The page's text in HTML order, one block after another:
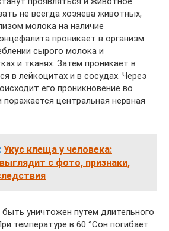
не всегда хозяева животных,
молока на наличие
проникает в организм
сырого молока и
и тканях. Затем проникает в
в лейкоцитах и в сосудах. Через
его проникновение во
поражается центральная нервная
Укус клеща у человека:
с фото, признаки,
уничтожен путем длительного
температуре в 60 °Сон погибает